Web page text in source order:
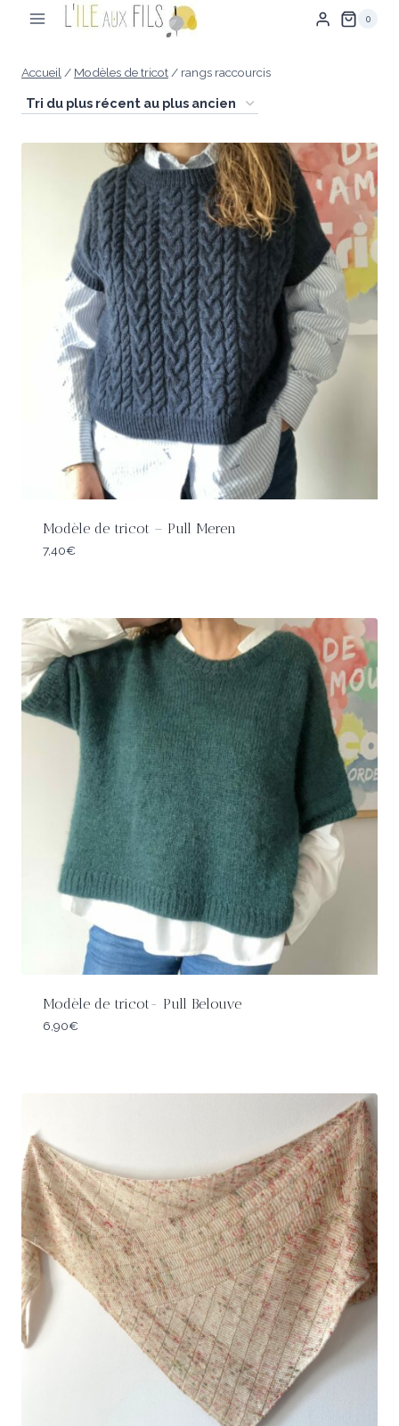
0
Accueil/ Modèles de tricot/ rangs raccourcis
Modèle de tricot – Pull Meren
7,40€
Modèle de tricot- Pull Belouve
6,90€